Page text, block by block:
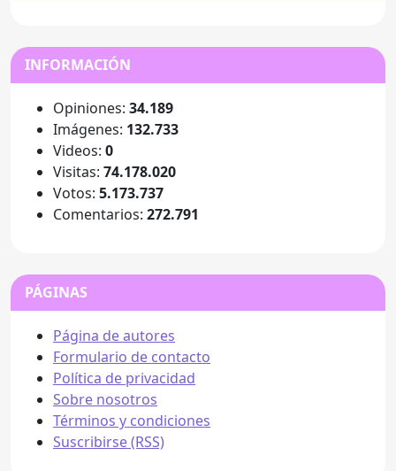
INFORMACIÓN
Opiniones: 34.189
Imágenes: 132.733
Videos: 0
Visitas: 74.178.020
Votos: 5.173.737
Comentarios: 272.791
PÁGINAS
Página de autores
Formulario de contacto
Política de privacidad
Sobre nosotros
Términos y condiciones
Suscribirse (RSS)